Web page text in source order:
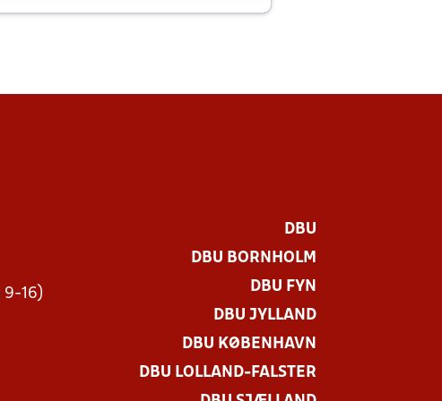
9-16)
DBU
DBU BORNHOLM
DBU FYN
DBU JYLLAND
DBU KØBENHAVN
DBU LOLLAND-FALSTER